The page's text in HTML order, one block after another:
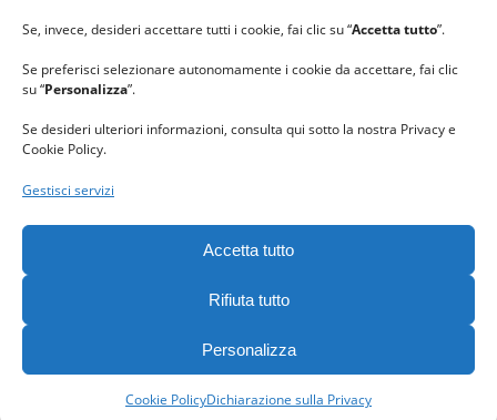
Se, invece, desideri accettare tutti i cookie, fai clic su “Accetta tutto”.
Se preferisci selezionare autonomamente i cookie da accettare, fai clic
su “Personalizza”.
Se desideri ulteriori informazioni, consulta qui sotto la nostra Privacy e
Cookie Policy.
Gestisci servizi
Accetta tutto
Rifiuta tutto
Personalizza
Cookie PolicyDichiarazione sulla Privacy
Gomitolorosa. Tutti i diritti riservati. - C. F. 90063400023 -Privacy
policy-Cookie policy